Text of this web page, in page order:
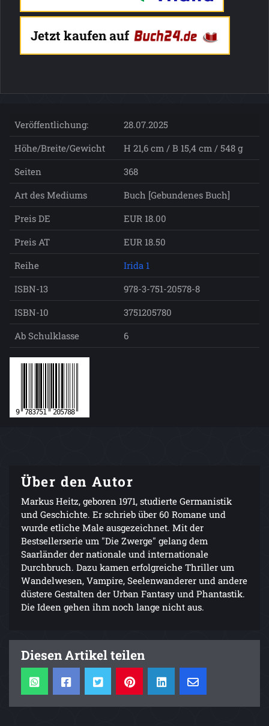
Jetzt kaufen auf
Veröffentlichung:
28.07.2025
Höhe/Breite/Gewicht
H 21,6 cm / B 15,4 cm / 548 g
Seiten
368
Art des Mediums
Buch [Gebundenes Buch]
Preis DE
EUR 18.00
Preis AT
EUR 18.50
Reihe
Irida 1
ISBN-13
978-3-751-20578-8
ISBN-10
3751205780
Ab Schulklasse
6
Über den Autor
Markus Heitz, geboren 1971, studierte Germanistik
und Geschichte. Er schrieb über 60 Romane und
wurde etliche Male ausgezeichnet. Mit der
Bestsellerserie um "Die Zwerge" gelang dem
Saarländer der nationale und internationale
Durchbruch. Dazu kamen erfolgreiche Thriller um
Wandelwesen, Vampire, Seelenwanderer und andere
düstere Gestalten der Urban Fantasy und Phantastik.
Die Ideen gehen ihm noch lange nicht aus.
Diesen Artikel teilen